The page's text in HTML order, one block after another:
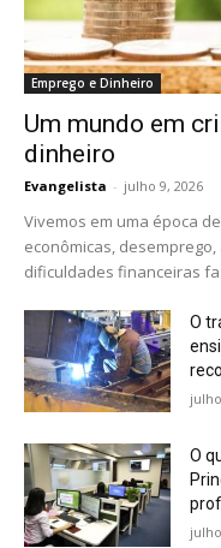
Emprego e Dinheiro
Um mundo em
dinheiro
Evangelista - julho 9, 2026
Vivemos em uma época
econômicas,
dificuldades financeiras
O
O